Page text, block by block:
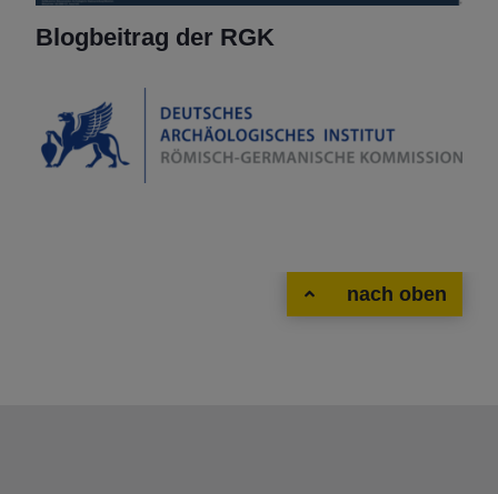
Blogbeitrag der RGK
nach oben